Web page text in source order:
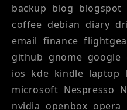
backup blog blogspot
coffee debian diary
email finance
github gnome google
ios kde kindle laptop
microsoft Nespresso
nvidia openbox opera